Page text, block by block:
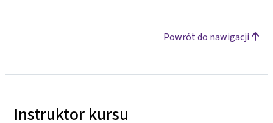
Powrót do nawigacji
Instruktor kursu